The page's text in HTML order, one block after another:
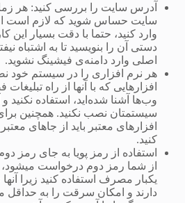
آدرس سایت را بررسی کنید: هر
سایت حساس شوید که لازم است
وارد کنید، حتما با دقت بسیار این
دستی آن را بنویسید تا به اشتباه
اصلی وارد دامنه‌ی فیشینگ نشوید.
هر نرم افزاری را در سیستم خود
افزارهایی که با آنها از راه
وب‌ها آشنا شده‌اید، استفاده نکنید و
سیستمتان نصب نکنید. همچنین برای
افزارهای معتبر باید از جاهای معتبر
کنید.
استفاده از رمز پویا به جای رمز
از شما رمز دوم درخواست میشود،
دارند و امکان سرقت را به حداقل